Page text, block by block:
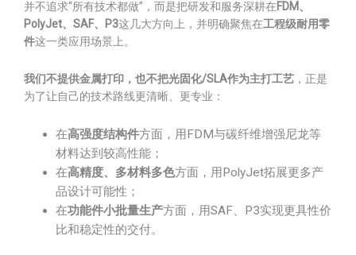
并不追求“所有技术都做”，而是把研发和服务深耕在FDM、
PolyJet、SAF、P3这几大方向上，并明确聚焦在工程级耐用零
件这一类应用场景上。
我们不提供金属打印，也不把光固化/SLA作为主打工艺 ，正是
为了让自己的技术路线更清晰、更专业：
在高强度结构件方面，用FDM与碳纤维增强尼龙等
材料达到较高性能；
在高精度、多材料多色方面，用PolyJet拓展更多产
品设计可能性；
在功能件小批量生产方面，用SAF、P3实现更具性价
比和稳定性的交付。